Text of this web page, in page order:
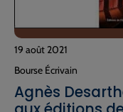
19 août 2021
Bourse Écrivain
Agnès